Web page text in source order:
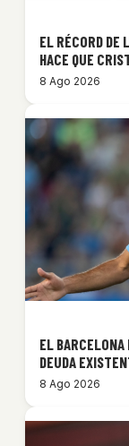
EL RÉCORD DE
HACE QUE
8 Ago 2026
EL BARCELONA
DEUDA
8 Ago 2026